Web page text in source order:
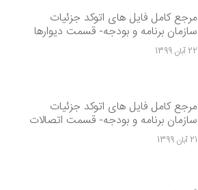
مرجع کامل فایل های اتوکد جزئیات
سازمان برنامه و بودجه- قسمت دیوارها
22 آبان 1399
مرجع کامل فایل های اتوکد جزئیات
سازمان برنامه و بودجه- قسمت اتصالات
21 آبان 1399